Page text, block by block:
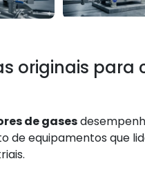
originais para
de gases
de equipamentos que